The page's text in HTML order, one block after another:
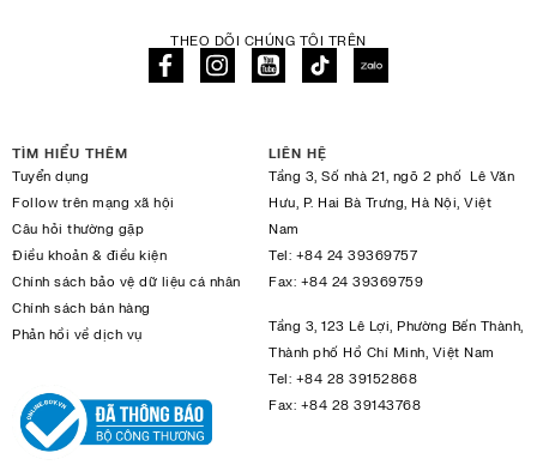
THEO DÕI CHÚNG TÔI TRÊN
TÌM HIỂU THÊM
Tuyển dụng
Follow trên mạng xã hội
Câu hỏi thường gặp
Điều khoản & điều kiện
Chính sách bảo vệ dữ liệu cá nhân
Chính sách bán hàng
Phản hồi về dịch vụ
LIÊN HỆ
Tầng 3, Số nhà 21, ngõ 2 phố Lê Văn
Hưu, P. Hai Bà Trưng, Hà Nội, Việt
Nam
Tel: +84 24 39369757
Fax: +84 24 39369759
Tầng 3, 123 Lê Lợi, Phường Bến Thành,
Thành phố Hồ Chí Minh, Việt Nam
Tel: +84 28 39152868
Fax: +84 28 39143768